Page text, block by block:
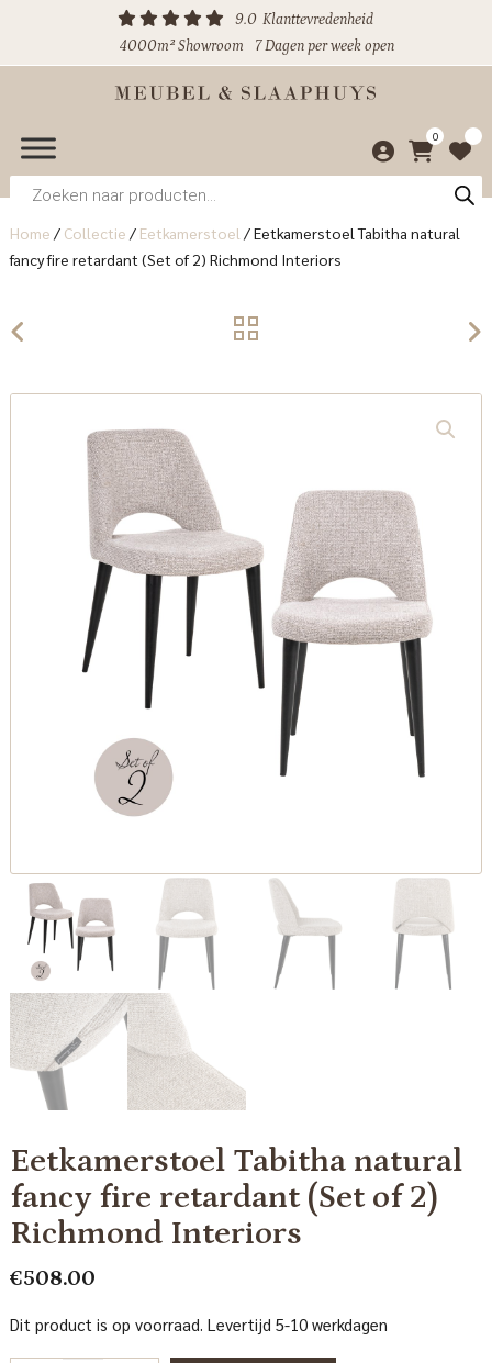
9.0 Klanttevredenheid
4000m² Showroom
7 Dagen per week open
0
Producten
zoeken
Home / Collectie / Eetkamerstoel /Eetkamerstoel Tabitha natural
fancy fire retardant (Set of 2) Richmond Interiors
Eetkamerstoel Tabitha natural
fancy fire retardant (Set of 2)
Richmond Interiors
€508.00
Dit product is op voorraad. Levertijd 5-10 werkdagen